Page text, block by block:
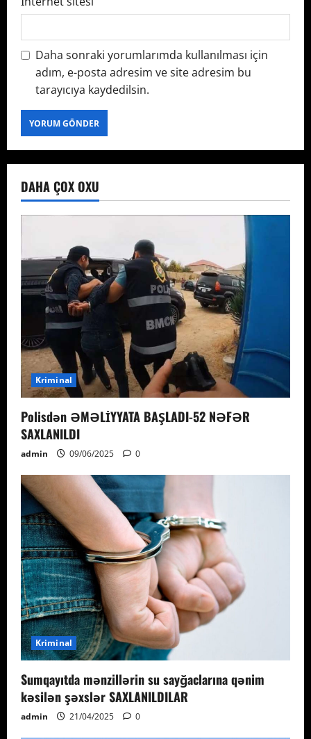
Daha sonraki yorumlarımda kullanılması için
adım, e-posta adresim ve site adresim bu
tarayıcıya kaydedilsin.
DAHA ÇOX OXU
Kriminal
Polisdən ƏMƏLİYYATA BAŞLADI-52 NƏFƏR
SAXLANILDI
admin 09/06/2025 0
Kriminal
Sumqayıtda mənzillərin su sayğaclarına qənim
kəsilən şəxslər SAXLANILDILAR
admin 21/04/2025 0